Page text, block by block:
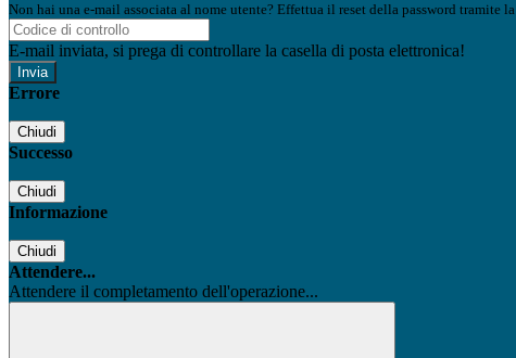
Non hai una e-mail associata al nome utente? Effettua il reset della password tramite la
E-mail inviata, si prega di controllare la casella di posta elettronica!
Errore
Chiudi
Successo
Chiudi
Informazione
Chiudi
Attendere...
Attendere il completamento dell'operazione...